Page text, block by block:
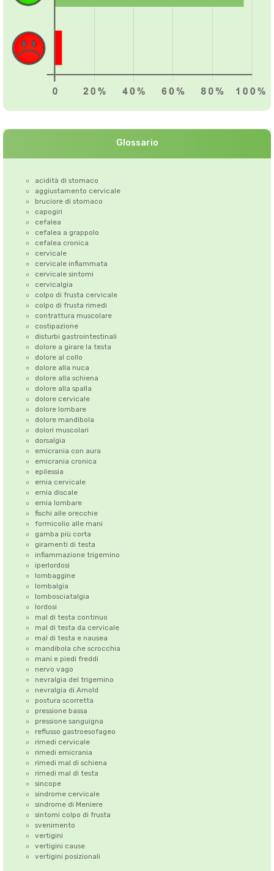
Glossario
acidità di stomaco
aggiustamento cervicale
bruciore di stomaco
capogiri
cefalea
cefalea a grappolo
cefalea cronica
cervicale
cervicale infiammata
cervicale sintomi
cervicalgia
colpo di frusta cervicale
colpo di frusta rimedi
contrattura muscolare
costipazione
disturbi gastrointestinali
dolore a girare la testa
dolore al collo
dolore alla nuca
dolore alla schiena
dolore alla spalla
dolore cervicale
dolore lombare
dolore mandibola
dolori muscolari
dorsalgia
emicrania con aura
emicrania cronica
epilessia
ernia cervicale
ernia discale
ernia lombare
fischi alle orecchie
formicolio alle mani
gamba più corta
giramenti di testa
infiammazione trigemino
iperlordosi
lombaggine
lombalgia
lombosciatalgia
lordosi
mal di testa continuo
mal di testa da cervicale
mal di testa e nausea
mandibola che scrocchia
mani e piedi freddi
nervo vago
nevralgia del trigemino
nevralgia di Arnold
postura scorretta
pressione bassa
pressione sanguigna
reflusso gastroesofageo
rimedi cervicale
rimedi emicrania
rimedi mal di schiena
rimedi mal di testa
sincope
sindrome cervicale
sindrome di Meniere
sintomi colpo di frusta
svenimento
vertigini
vertigini cause
vertigini posizionali